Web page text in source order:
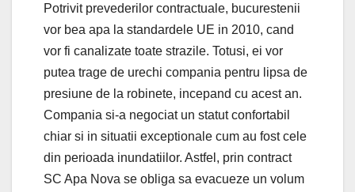
Potrivit prevederilor contractuale, bucurestenii
vor bea apa la standardele UE in 2010, cand
vor fi canalizate toate strazile. Totusi, ei vor
putea trage de urechi compania pentru lipsa de
presiune de la robinete, incepand cu acest an.
Compania si-a negociat un statut confortabil
chiar si in situatii exceptionale cum au fost cele
din perioada inundatiilor. Astfel, prin contract
SC Apa Nova se obliga sa evacueze un volum